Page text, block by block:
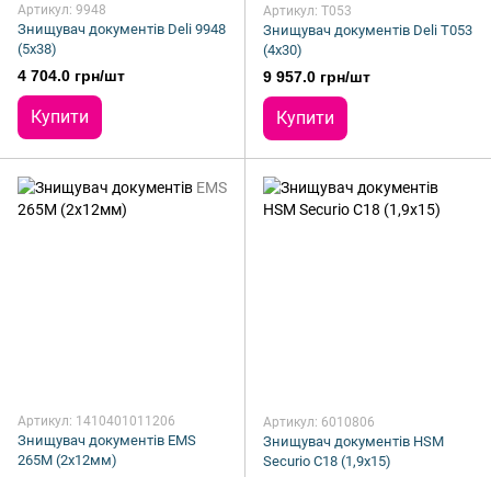
Артикул: 9948
Знищувач документів Deli 9948
(5х38)
4 704.0 грн/шт
Купити
Артикул: T053
Знищувач документів Deli T053
(4х30)
9 957.0 грн/шт
Купити
Артикул: 1410401011206
Знищувач документів EMS
265M (2х12мм)
Артикул: 6010806
Знищувач документів HSM
Securio С18 (1,9х15)